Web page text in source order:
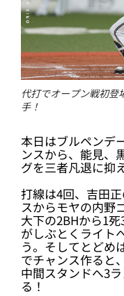
代打でオープン戦初登
手！
本日はブルペンデ
ンスから、能見、
グを三者凡退に抑
打線は4回、吉田
スからモヤの内野
大下の2BHから1
がしぶとくライト
う。そしてとどめ
でチャンス作ると
中間スタンドへ3
る！